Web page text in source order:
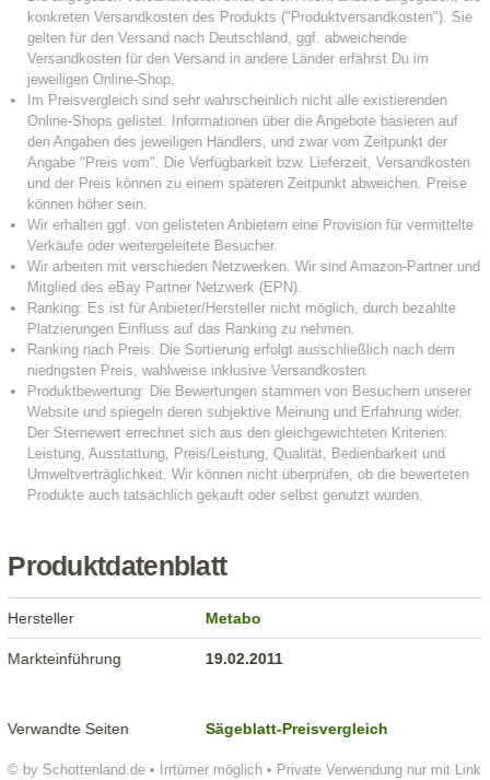
Produktdatenblatt
© by Schottenland.de • Irrtümer möglich • Private Verwendung nur mit Link
Hersteller Metabo
Markteinführung 19.02.2011
Verwandte Seiten Sägeblatt-Preisvergleich